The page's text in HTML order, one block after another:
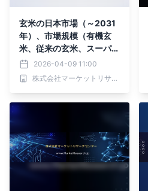
玄米の日本市場（～2031
年）、市場規模（有機玄
米、従来の玄米、スーパー
マーケットおよびハイパー
マーケット）・分析レポー
トを発表
2026-04-09 11:00
株式会社マーケットリサーチセンター